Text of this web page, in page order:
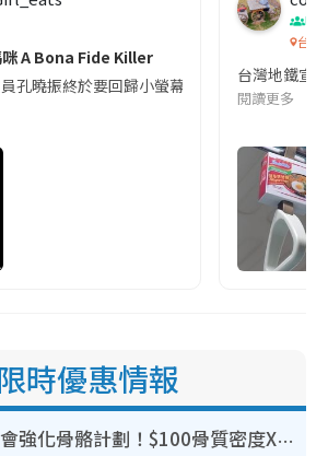
咪 A Bona Fide Killer
孔曉振終於要回歸小螢幕啦!這次的劇本改編
吹
台灣
台灣地鐵宣
閱讀更多
時優惠情報
港大推賽馬會強化骨骼計劃！$100骨質密度X光檢查 完成免費運動訓練送超市禮券！附參加資格